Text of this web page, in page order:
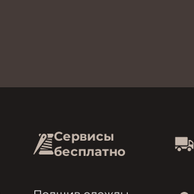
Сервисы
бесплатно